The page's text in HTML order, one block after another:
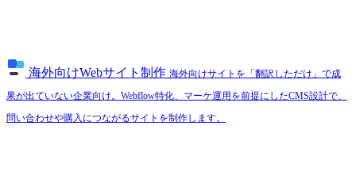
海外向けWebサイト制作 海外向けサイトを「翻訳しただけ」で成
果が出ていない企業向け。Webflow特化、マーケ運用を前提にしたCMS設計で、
問い合わせや購入につながるサイトを制作します。